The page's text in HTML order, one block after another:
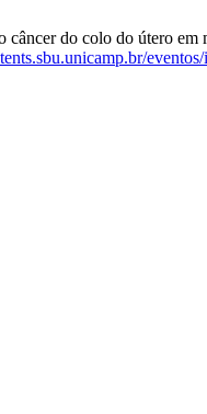
do colo do útero em